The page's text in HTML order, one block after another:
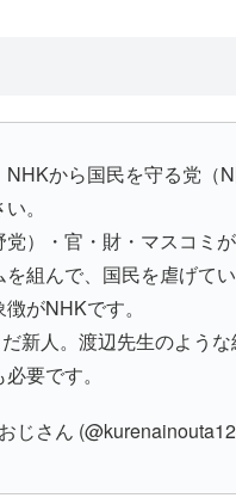
から国民を守る党（
。
）・官・財・マスコミ
を組んで、国民を虐げて
がNHKです。
新人。渡辺先生のよう
要です。
じさん